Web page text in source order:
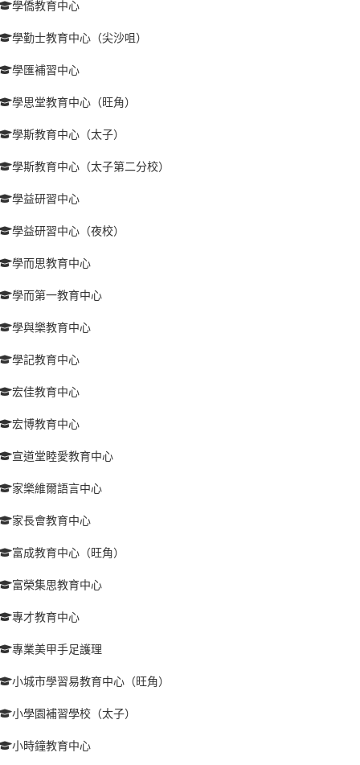
學僑教育中心
學勤士教育中心（尖沙咀）
學匯補習中心
學思堂教育中心（旺角）
學斯教育中心（太子）
學斯教育中心（太子第二分校）
學益研習中心
學益研習中心（夜校）
學而思教育中心
學而第一教育中心
學與樂教育中心
學記教育中心
宏佳教育中心
宏博教育中心
宣道堂睦愛教育中心
家樂維爾語言中心
家長會教育中心
富成教育中心（旺角）
富榮集思教育中心
專才教育中心
專業美甲手足護理
小城市學習易教育中心（旺角）
小學園補習學校（太子）
小時鐘教育中心